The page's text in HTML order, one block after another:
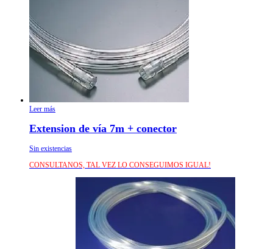
Leer más
Extension de vía 7m + conector
Sin existencias
CONSULTANOS, TAL VEZ LO CONSEGUIMOS IGUAL!